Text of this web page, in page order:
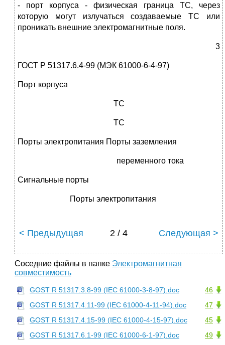
- порт корпуса - физическая граница ТС, через
которую могут излучаться создаваемые ТС или
проникать внешние электромагнитные поля.
3
ГОСТ Р 51317.6.4-99 (МЭК 61000-6-4-97)
Порт корпуса
ТС
ТС
Порты электропитания Порты заземления
переменного тока
Сигнальные порты
Порты электропитания
< Предыдущая 2 / 4 Следующая >
Соседние файлы в папке Электромагнитная
совместимость
46
GOST R 51317.3.8-99 (IEC 61000-3-8-97).doc
47
GOST R 51317.4.11-99 (IEC 61000-4-11-94).doc
45
GOST R 51317.4.15-99 (IEC 61000-4-15-97).doc
49
GOST R 51317.6.1-99 (IEC 61000-6-1-97).doc